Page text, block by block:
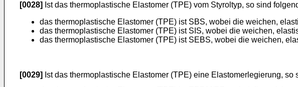
[0028] Ist das thermoplastische Elastomer (TPE) vom Styroltyp, so sind
das thermoplastische Elastomer (TPE) ist SBS, wobei die weichen,
das thermoplastische Elastomer (TPE) ist SIS, wobei die weichen,
das thermoplastische Elastomer (TPE) ist SEBS, wobei die weichen,
[0029] Ist das thermoplastische Elastomer (TPE) eine Elastomerlegierung,